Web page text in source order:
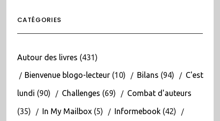
CATÉGORIES
Autour des livres (431)
Bienvenue blogo-lecteur(10) Bilans (94) C'est
lundi (90) Challenges (69) Combat d'auteurs
(35) In My Mailbox(5) Informebook(42)